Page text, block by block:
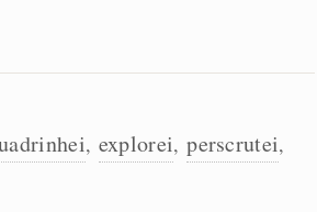
, explorei, perscrutei,